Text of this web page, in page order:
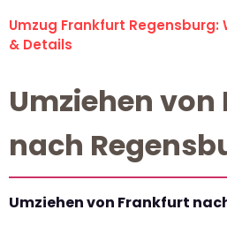
Umzug Frankfurt
& Details
Umziehen
nach
Umziehen von Frankfurt